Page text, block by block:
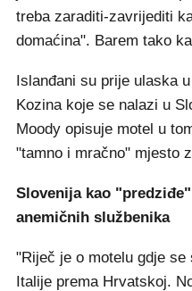
treba zaraditi-zavrijediti
domaćina". Barem tako
Islanđani su prije ulaska
Kozina koje se nalazi u
Moody opisuje motel u
"tamno i mračno" mjesto
Slovenija kao
anemičnih službenika
"Riječ je o motelu gdje
Italije prema Hrvatskoj.